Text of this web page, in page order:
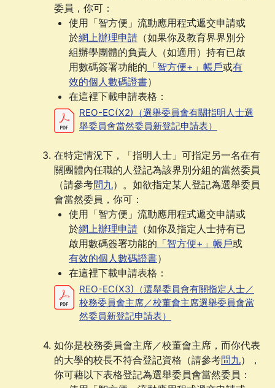
委員，你可：
使用「智方便」流動應用程式遞交申請或
於網上辦理申請 （如果你及教育界界別分
組辦學團體的負責人（如適用）持有已啟
用數碼簽署功能的 「智方便+」帳戶或有
效的個人數碼證書）
在這裡下載申請表格：
REO-EC(X2)（選舉委員會有關指明人士選
舉委員會當然委員新登記申請表）
在特定情況下，「指明人士」可指定另一名在有
關團體內任職的人登記為該界別分組的當然委員
（請參考問九）。如欲指定某人登記為選舉委員
會當然委員，你可：
使用「智方便」流動應用程式遞交申請或
於網上辦理申請 （如你及指定人士持有已
啟用數碼簽署功能的 「智方便+」帳戶或
有效的個人數碼證書）
在這裡下載申請表格：
REO-EC(X3)（選舉委員會有關指定人士／
校務委員會主席／校董會主席選舉委員會當
然委員新登記申請表）
如你是校務委員會主席／校董會主席，而你代表
的大學的校長不符合登記資格（請參考問九），
你可藉以下表格登記為選舉委員會當然委員：